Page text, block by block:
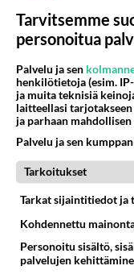
Tarvitsemme
personoitua
Palvelu ja sen
henkilötietoja (esim.
ja muita teknisiä
laitteellasi
ja parhaan
Palvelu ja sen
Tarkoitukset
Tarkat sijaintitiedot ja
Kohdennettu
Personoitu sisältö,
palvelujen